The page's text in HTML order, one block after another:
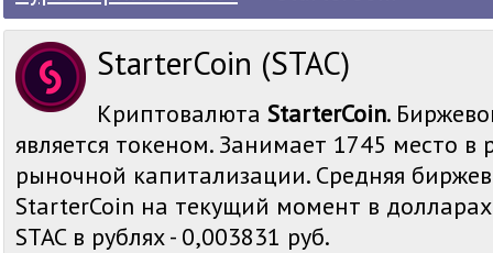
StarterCoin (STAC)
Криптовалюта StarterCoin.
является токеном. Занимает 1745 место в
рыночной капитализации. Средняя
StarterCoin на текущий момент в
STAC в рублях - 0,003831 руб.